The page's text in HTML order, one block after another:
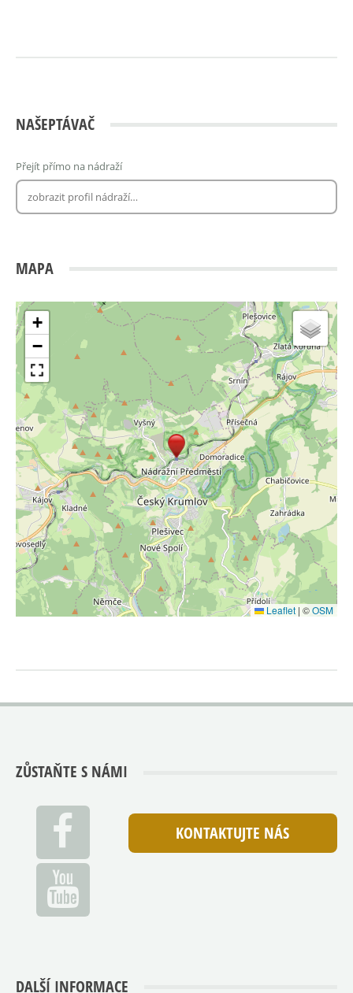
NAŠEPTÁVAČ
Přejít přímo na nádraží
MAPA
+
−
Leaflet | ©OSM
ZŮSTAŇTE S NÁMI
KONTAKTUJTE NÁS
DALŠÍ INFORMACE